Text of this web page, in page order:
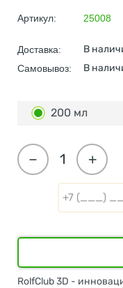
Артикул: 25008
Доставка: В
Самовывоз: В
200 мл
+
−
RolfClub 3D -